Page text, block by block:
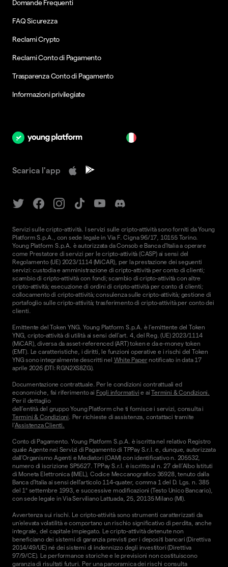
Domande Frequenti
FAQ Sicurezza
Reclami Crypto
Reclami Conto di Pagamento
Trasparenza Conto di Pagamento
Informazioni privilegiate
Scarica l'app
Servizi sulle cripto-attività. I servizi sulle cripto-attività sono forniti da Young
Platform S.p.A., con sede legale in Via F. Cigna 96/17, 10155 Torino.
Young Platform S.p.A. è autorizzata da Consob e Banca d'Italia a operare
come Prestatore di servizi per le cripto-attività (CASP) ai sensi del
Regolamento (UE) 2023/1114 (MiCAR), per la prestazione dei seguenti
servizi: custodia e amministrazione di cripto-attività per conto di clienti;
scambio di cripto-attività con fondi; scambio di cripto-attività con altre
cripto-attività; esecuzione di ordini di cripto-attività per conto di clienti;
collocamento di cripto-attività; consulenza sulle cripto-attività; gestione di
portafoglio sulle cripto-attività; trasferimento di cripto-attività per conto dei
clienti.
Emittente del Token YNG. Young Platform S.p.A. è l'emittente del Token
YNG, cripto-attività di utilità ai sensi dell'art. 4, del Reg. (UE) 2023/1114
(MiCAR), diversa da asset-referenced (ART) token e da e-money token
(EMT). Le caratteristiche, i diritti, le funzioni operative e i rischi del Token
YNG sono integralmente descritti nel White Papernotificato in data 17
aprile 2026 (DTI: RGN2XS8ZG).
Documentazione contrattuale. Per le condizioni contrattuali ed
economiche, fai riferimento ai Fogli informativi e aiTermini & Condizioni.
Per il dettaglio
dell'entità del gruppo Young Platform che ti fornisce i servizi, consulta i
Termini & Condizioni. Per richieste di assistenza, contattaci tramite
l'Assistenza Clienti.
Conto di Pagamento. Young Platform S.p.A. è iscritta nel relativo Registro
quale Agente nei Servizi di Pagamento di TPPay S.r.l. e, dunque, autorizzata
dall’Organismo Agenti e Mediatori (OAM) con identificativo n. 205532,
numero di iscrizione SP5627. TPPay S.r.l. è iscritto al n. 27 dell’Albo Istituti
di Moneta Elettronica (IMEL), Codice Meccanografico 36928, tenuto dalla
Banca d’Italia ai sensi dell’articolo 114-quater, comma 1 del D. Lgs. n. 385
del 1° settembre 1993, e successive modificazioni (Testo Unico Bancario),
con sede legale in Via Serviliano Lattuada, 25, 20135 Milano (MI).
Avvertenza sui rischi. Le cripto-attività sono strumenti caratterizzati da
un'elevata volatilità e comportano un rischio significativo di perdita, anche
integrale, del capitale impiegato. Le cripto-attività detenute non
beneficiano dei sistemi di garanzia previsti per i depositi bancari (Direttiva
2014/49/UE) né dei sistemi di indennizzo degli investitori (Direttiva
97/9/CE). Le performance storiche e le previsioni non costituiscono
garanzia di risultati futuri. Per una panoramica dei rischi consulta